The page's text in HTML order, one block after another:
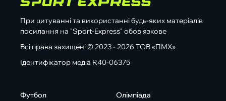
При цитуванні та використанні будь-яких матеріалів
посилання на "Sport-Express" обов'язкове
Всі права захищені © 2023 - 2026 ТОВ «ПМХ»
Ідентифікатор медіа R40-06375
Футбол
Олімпіада